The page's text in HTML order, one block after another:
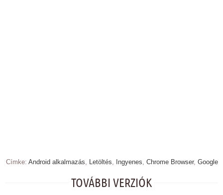
Címke: Android alkalmazás, Letöltés, Ingyenes, Chrome Browser, Google
TOVÁBBI VERZIÓK